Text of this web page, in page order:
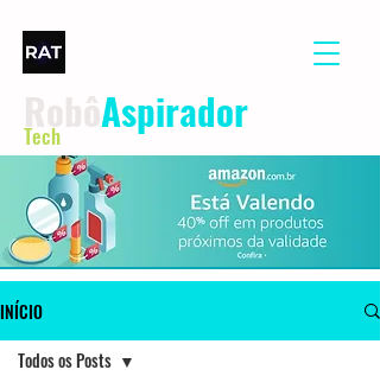
Aspirador
Tech
INÍCIO
Todos os Posts